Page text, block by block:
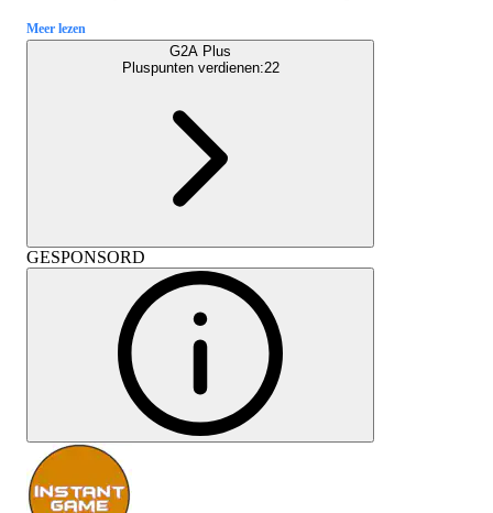
Meer lezen
G2A Plus
Pluspunten verdienen:22
GESPONSORD